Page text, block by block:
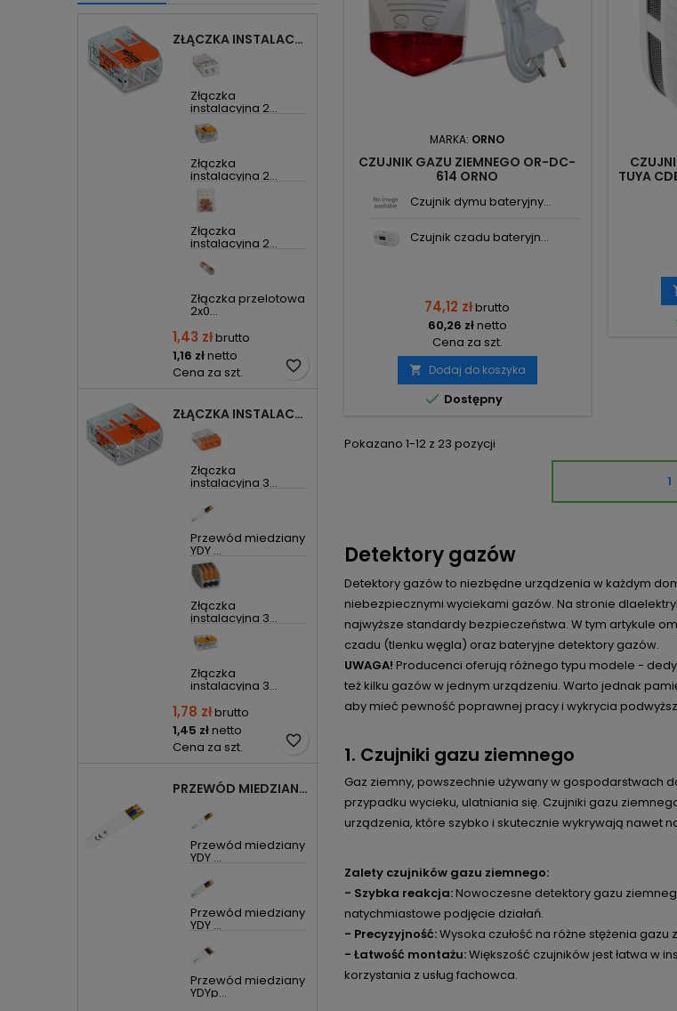
ZŁĄCZKA INSTALACYJNA 2X UNIWERSALNA COMPACT 221-412 WAGO
Złączka
instalacyjna 2...
Złączka
instalacyjna 2...
Złączka
instalacyjna 2...
Złączka przelotowa
2x0...
1,43 złbrutto
1,16 złnetto
Cena za szt.
favorite_border
ZŁĄCZKA INSTALACYJNA 3X UNIWERSALNA COMPACT 221-413 WAGO
Złączka
instalacyjna 3...
Przewód miedziany
YDY ...
Złączka
instalacyjna 3...
Złączka
instalacyjna 3...
1,78 złbrutto
1,45 złnetto
Cena za szt.
favorite_border
PRZEWÓD MIEDZIANY YDYP DRUT 3X1,5MM2 ŻO 450/750V
Przewód miedziany
YDY ...
Przewód miedziany
YDY ...
Przewód miedziany
YDYp...
MARKA: ORNO
CZUJNIK GAZU ZIEMNEGO OR-DC-
614 ORNO
Czujnik dymu bateryjny...
Czujnik czadu bateryjn...
74,12 złbrutto
60,26 złnetto
Cena za szt.
 Dodaj do koszyka
 Dostępny
TUYA
Pokazano 1-12 z 23 pozycji
1
Detektory gazów
Detektory gazów to niezbędne urządzenia w każdym
niebezpiecznymi wyciekami gazów. Na stronie
najwyższe standardy bezpieczeństwa. W tym artykule
czadu (tlenku węgla) oraz bateryjne detektory gazów.
UWAGA! Producenci oferują różnego typu modele -
też kilku gazów w jednym urządzeniu. Warto jednak
aby mieć pewność poprawnej pracy i wykrycia
1. Czujniki gazu ziemnego
Gaz ziemny, powszechnie używany w
przypadku wycieku, ulatniania się. Czujniki gazu
urządzenia, które szybko i skutecznie wykrywają nawet
Zalety czujników gazu ziemnego:
- Szybka reakcja:Nowoczesne detektory gazu
natychmiastowe podjęcie działań.
- Precyzyjność:Wysoka czułość na różne stężenia gazu
- Łatwość montażu:Większość czujników jest łatwa w
korzystania z usług fachowca.